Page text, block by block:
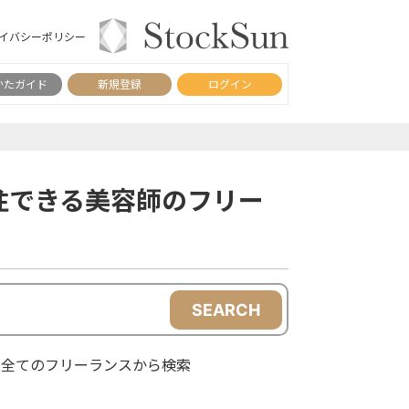
バシーポリシー
たガイド 新規登録 ログイン
きる美容師のフリー
SEARCH
全てのフリーランスから検索